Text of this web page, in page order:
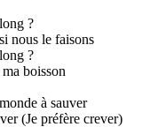
?
nous le faisons
?
boisson
à sauver
(Je préfère crever)